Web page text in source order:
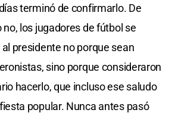
terminó de confirmarlo. De
los jugadores de fútbol se
presidente no porque sean
sino porque consideraron
hacerlo, que incluso ese saludo
popular. Nunca antes pasó